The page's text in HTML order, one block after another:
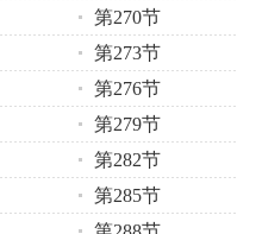
第270节
第273节
第276节
第279节
第282节
第285节